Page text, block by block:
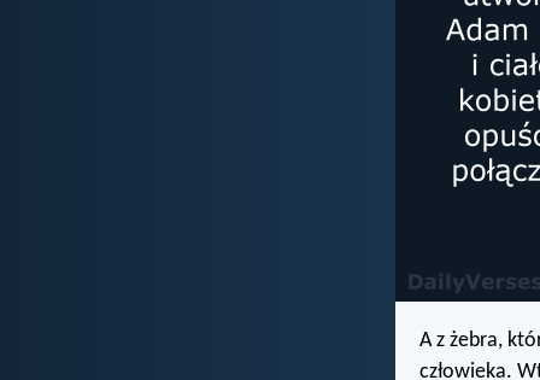
A z żebra,
człowieka.